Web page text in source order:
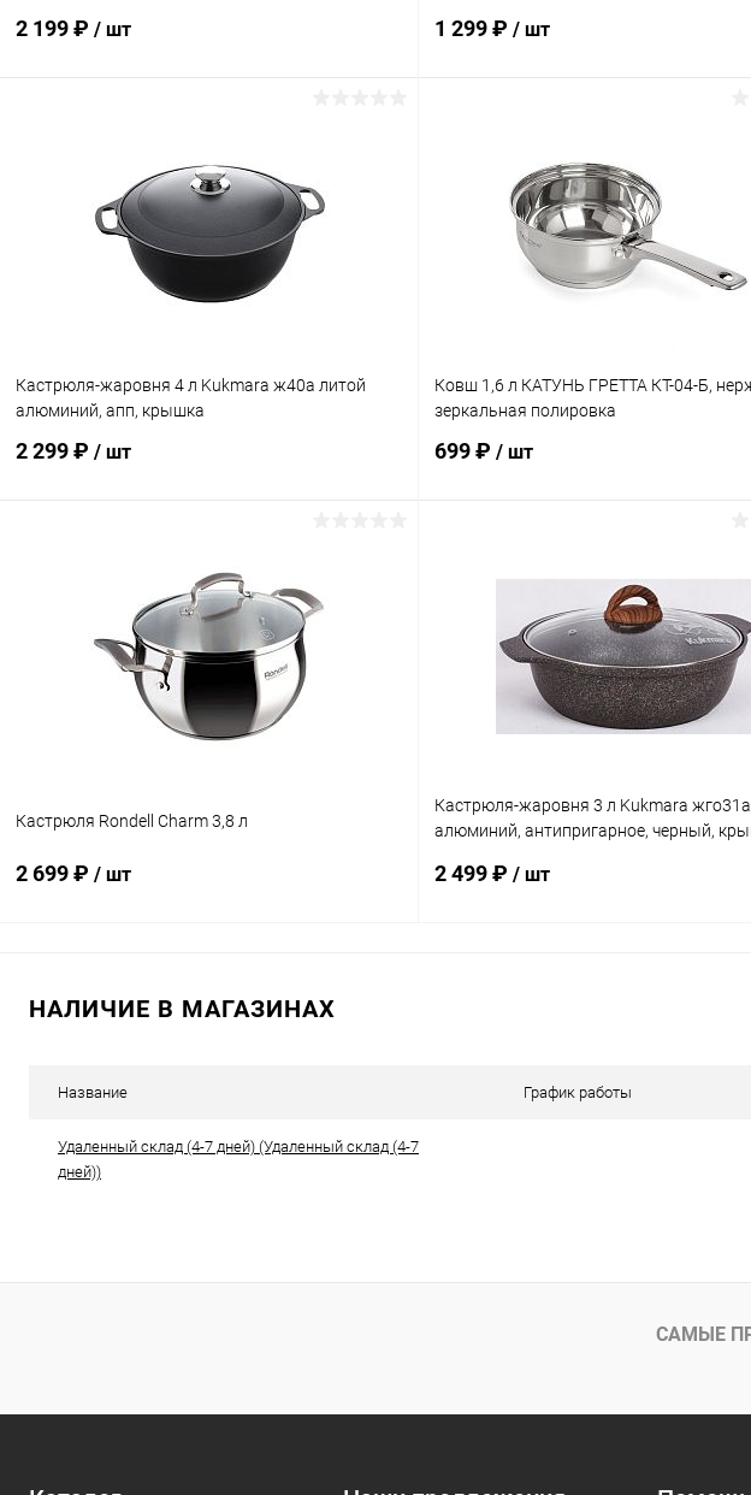
2 199 ₽ / шт
Купить в 1 клик К сравнению
В избранное В наличии
1 299 ₽ / шт
Купить в 1 клик
В избранное
Кастрюля-жаровня 4 л Kukmara ж40а литой
алюминий, апп, крышка
2 299 ₽ / шт
Купить в 1 клик К сравнению
В избранное В наличии
Ковш 1,6 л КАТУНЬ ГРЕТТА КТ-04-Б,
зеркальная полировка
699 ₽ / шт
Купить в 1 клик К
В избранное В наличии
Кастрюля Rondell Charm 3,8 л
2 699 ₽ / шт
Кастрюля-жаровня 3 л Kukmara
алюминий, антипригарное, черный,
2 499 ₽ / шт
НАЛИЧИЕ В МАГАЗИНАХ
Название График работы
Удаленный склад (4-7 дней) (Удаленный склад (4-7
дней))
САМЫЕ